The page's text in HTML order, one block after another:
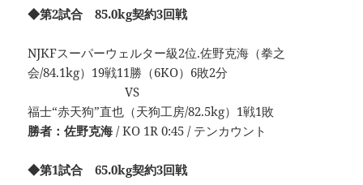
◆第2試合 85.0kg契約3回戦
NJKFスーパーウェルター級2位.佐野克海（拳之
会/84.1kg）19戦11勝（6KO）6敗2分
VS
福士“赤天狗”直也（天狗工房/82.5kg）1戦1敗
勝者：佐野克海 / KO 1R 0:45 / テンカウント
◆第1試合 65.0kg契約3回戦